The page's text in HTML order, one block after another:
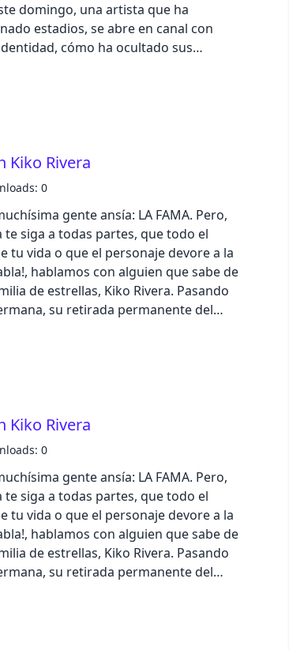
domingo, una artista que ha
estadios, se abre en canal con
cómo ha ocultado sus
nueva vida tras acudir a terapia. Si
No te pierdas nuestra
LA VEA” en la que descubriremos
regalo, ¡y atento! Porque del 15 al 29
la tasación de tus muebles por su
semana al bote que sortearemos
redes sociales.
Kiko Rivera
0
gente ansía: LA FAMA. Pero,
siga a todas partes, que todo el
tu vida o que el personaje devore a la
hablamos con alguien que sabe de
de estrellas, Kiko Rivera. Pasando
su retirada permanente del
una nueva vida, Kiko nos da
una vida sin anonimato puede
tanto…No te pierdas nuestra
mano o los que vienen de
Friday, que se celebrará del 15 al
en la tasación de tus muebles.
bote que sortearemos al final de
Kiko Rivera
0
gente ansía: LA FAMA. Pero,
siga a todas partes, que todo el
tu vida o que el personaje devore a la
hablamos con alguien que sabe de
de estrellas, Kiko Rivera. Pasando
su retirada permanente del
una nueva vida, Kiko nos da
una vida sin anonimato puede
tanto… No te pierdas nuestra